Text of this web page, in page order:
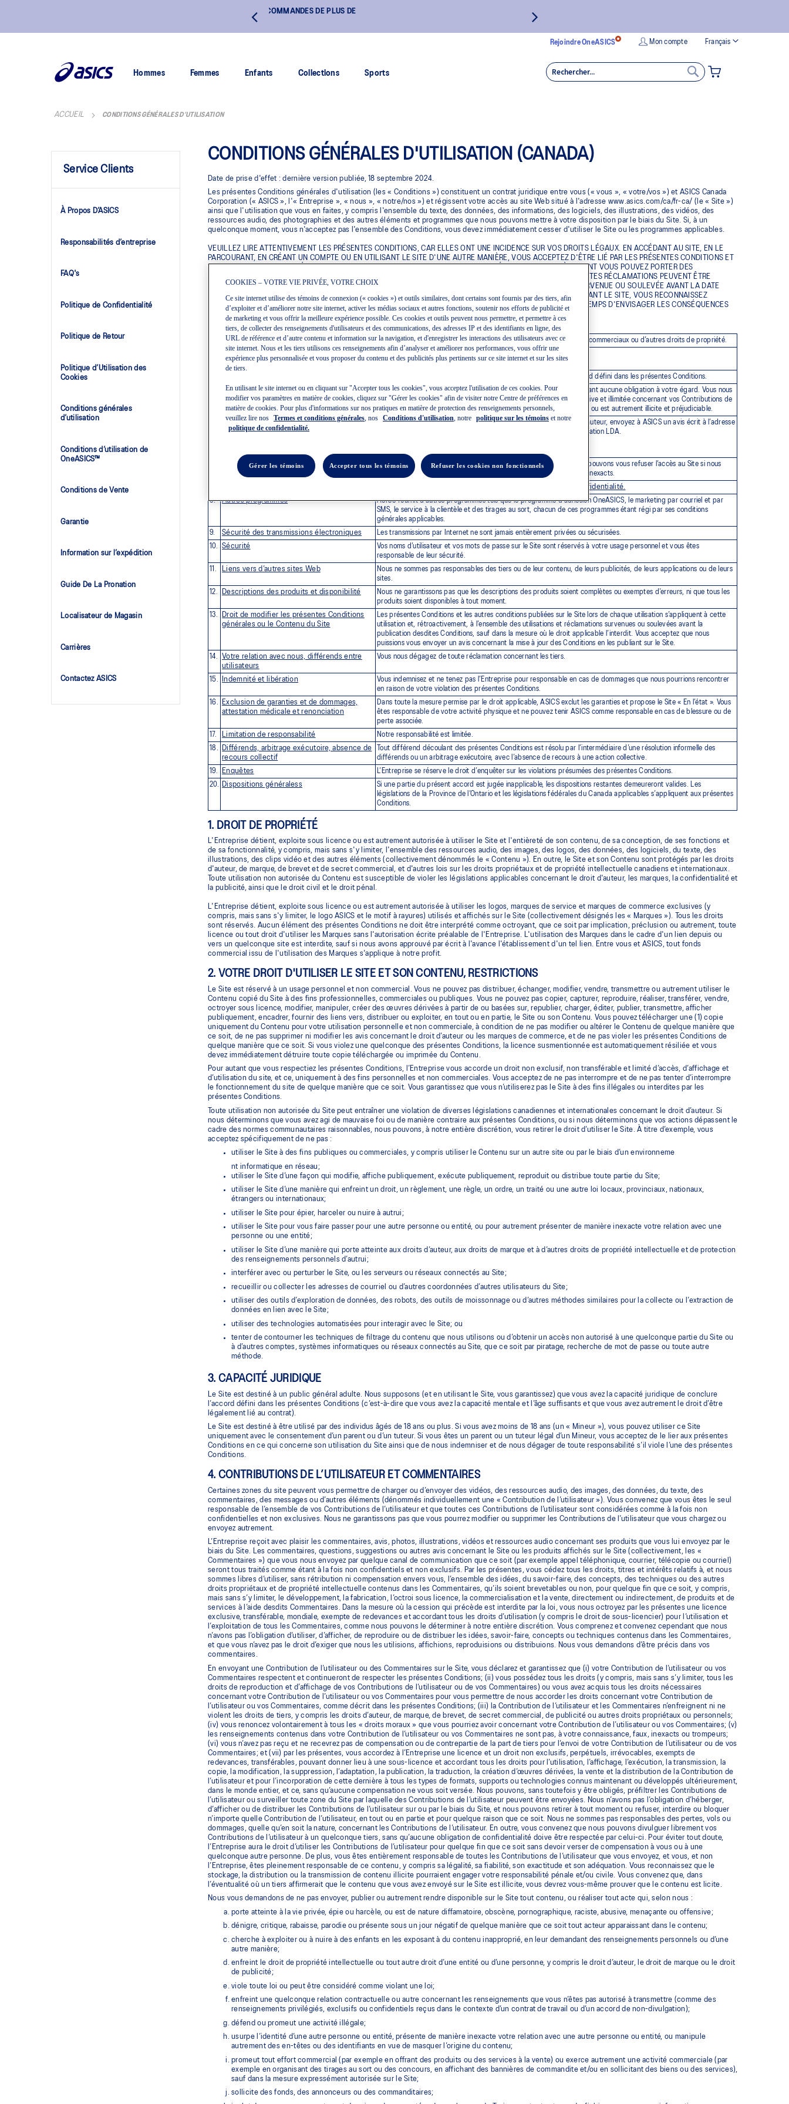
LIVRAISON GRATUITE SUR TOUTES LES COMMANDES DE PLUS DE
Langue
Français
Mon compte
Rejoindre OneASICS
Hommes Femmes Enfants Collections Sports MON PANIER
ACCUEIL CONDITIONS GÉNÉRALES D’UTILISATION
CONDITIONS GÉNÉRALES D'UTILISATION (CANADA)
Date de prise d'effet : dernière version publiée, 18 septembre 2024.
Les présentes Conditions générales d'utilisation (les « Conditions ») constituent un contrat juridique entre vous (« vous », « votre/vos ») et ASICS Canada
Corporation (« ASICS », l'« Entreprise », « nous », « notre/nos ») et régissent votre accès au site Web situé à l'adresse www.asics.com/ca/fr-ca/ (le « Site »)
ainsi que l'utilisation que vous en faites, y compris l'ensemble du texte, des données, des informations, des logiciels, des illustrations, des vidéos, des
ressources audio, des photographies et des autres éléments et programmes que nous pouvons mettre à votre disposition par le biais du Site. Si, à un
quelconque moment, vous n'acceptez pas l'ensemble des Conditions, vous devez immédiatement cesser d'utiliser le Site ou les programmes applicables.
VEUILLEZ LIRE ATTENTIVEMENT LES PRÉSENTES CONDITIONS, CAR ELLES ONT UNE INCIDENCE SUR VOS DROITS LÉGAUX. EN ACCÉDANT AU SITE, EN LE
PARCOURANT, EN CRÉANT UN COMPTE OU EN UTILISANT LE SITE D'UNE AUTRE MANIÈRE, VOUS ACCEPTEZ D'ÊTRE LIÉ PAR LES PRÉSENTES CONDITIONS ET
DE LES RESPECTER. LES PRÉSENTES CONDITIONS CONTIENNENT DES DISPOSITIONS RÉGISSANT LA MANIÈRE DONT VOUS POUVEZ PORTER DES
RÉCLAMATIONS EN LIEN AVEC L'ENTREPRISE. LES PRÉSENTES CONDITIONS DÉCRIVENT LA MANIÈRE DONT LESDITES RÉCLAMATIONS PEUVENT ÊTRE
RÉSOLUES, Y COMPRIS, SAUF DANS LA MESURE OÙ LE DROIT APPLICABLE L'INTERDIT, TOUTE RÉCLAMATION SURVENUE OU SOULEVÉE AVANT LA DATE
D'ENTRÉE EN VIGUEUR DES PRÉSENTES CONDITIONS. EN ACCEPTANT LES PRÉSENTES CONDITIONS ET EN UTILISANT LE SITE, VOUS RECONNAISSEZ
EXPRESSÉMENT AVOIR LU ET COMPRIS L'ENSEMBLE DES PRÉSENTES CONDITIONS DE VENTE ET AVOIR PRIS LE TEMPS D'ENVISAGER LES CONSÉQUENCES
ET RÉPERCUTIONS CONTENUES DANS LES PRÉSENTES.
Contenu et sommaire
Droit de propriété Le Site est protégé par des droits d’auteur, des brevets, des secrets commerciaux ou d’autres droits de propriété.
Votre droit d’utiliser le Site et son Contenu,
restrictions
Vous pouvez utiliser le Site uniquement à des fins légitimes.
Vous déclarez que vous avez la capacité juridique de conclure l’accord défini dans les présentes Conditions.
Contributions de l’utilisateur et
Commentaires
Nous considérerons tout ce que vous nous fournirez comme n’impliquant aucune obligation à votre égard. Vous nous
octroyez une licence exempte de redevances, perpétuelle, non exclusive et illimitée concernant vos Contributions de
l’utilisateur. Vous ne pouvez pas publier de contenu qui diffame autrui ou est autrement illicite et préjudiciable.
Avis en vertu de la Loi sur le droit d’auteur
(Canada) et de la Loi sur la modernisation du
Si vous estimez qu’un quelconque contenu sur le Site viole un droit d’auteur, envoyez à ASICS un avis écrit à l’adresse
IP.CA@asics.com à la suite des procédures de résolution de la réclamation LDA.
Exactitude des renseignements
Les renseignements que vous fournissez doivent être corrects. Nous pouvons vous refuser l’accès au Site si nous
découvrons que les renseignements que vous nous avez fournis sont inexacts.
Politique de confidentialité.
8. Autres programmes
ASICS fournit d’autres programmes tels que le programme d’adhésion OneASICS, le marketing par courriel et par
SMS, le service à la clientèle et des tirages au sort, chacun de ces programmes étant régi par ses conditions
générales applicables.
9. Sécurité des transmissions électroniques Les transmissions par Internet ne sont jamais entièrement privées ou sécurisées.
10. Sécurité
Vos noms d’utilisateur et vos mots de passe sur le Site sont réservés à votre usage personnel et vous êtes
responsable de leur sécurité.
11. Liens vers d’autres sites Web
Nous ne sommes pas responsables des tiers ou de leur contenu, de leurs publicités, de leurs applications ou de leurs
sites.
12. Descriptions des produits et disponibilité
Nous ne garantissons pas que les descriptions des produits soient complètes ou exemptes d’erreurs, ni que tous les
produits soient disponibles à tout moment.
13.
Droit de modifier les présentes Conditions
générales ou le Contenu du Site
Les présentes Conditions et les autres conditions publiées sur le Site lors de chaque utilisation s’appliquent à cette
utilisation et, rétroactivement, à l’ensemble des utilisations et réclamations survenues ou soulevées avant la
publication desdites Conditions, sauf dans la mesure où le droit applicable l’interdit. Vous acceptez que nous
puissions vous envoyer un avis concernant la mise à jour des Conditions en les publiant sur le Site.
14.
Votre relation avec nous, différends entre
utilisateurs
Vous nous dégagez de toute réclamation concernant les tiers.
15. Indemnité et libération
Vous indemnisez et ne tenez pas l’Entreprise pour responsable en cas de dommages que nous pourrions rencontrer
en raison de votre violation des présentes Conditions.
16.
Exclusion de garanties et de dommages,
attestation médicale et renonciation
Dans toute la mesure permise par le droit applicable, ASICS exclut les garanties et propose le Site « En l’état ». Vous
êtes responsable de votre activité physique et ne pouvez tenir ASICS comme responsable en cas de blessure ou de
perte associée.
17. Limitation de responsabilité Notre responsabilité est limitée.
18.
Différends, arbitrage exécutoire, absence de
recours collectif
Tout différend découlant des présentes Conditions est résolu par l’intermédiaire d’une résolution informelle des
différends ou un arbitrage exécutoire, avec l’absence de recours à une action collective.
19. Enquêtes L’Entreprise se réserve le droit d’enquêter sur les violations présumées des présentes Conditions.
20. Dispositions généraless
Si une partie du présent accord est jugée inapplicable, les dispositions restantes demeureront valides. Les
législations de la Province de l’Ontario et les législations fédérales du Canada applicables s’appliquent aux présentes
Conditions.
1. DROIT DE PROPRIÉTÉ
L'Entreprise détient, exploite sous licence ou est autrement autorisée à utiliser le Site et l'entièreté de son contenu, de sa conception, de ses fonctions et
de sa fonctionnalité, y compris, mais sans s'y limiter, l'ensemble des ressources audio, des images, des logos, des données, des logiciels, du texte, des
illustrations, des clips vidéo et des autres éléments (collectivement dénommés le « Contenu »). En outre, le Site et son Contenu sont protégés par les droits
d'auteur, de marque, de brevet et de secret commercial, et d'autres lois sur les droits propriétaux et de propriété intellectuelle canadiens et internationaux.
Toute utilisation non autorisée du Contenu est susceptible de violer les législations applicables concernant le droit d'auteur, les marques, la confidentialité et
la publicité, ainsi que le droit civil et le droit pénal.
L'Entreprise détient, exploite sous licence ou est autrement autorisée à utiliser les logos, marques de service et marques de commerce exclusives (y
compris, mais sans s'y limiter, le logo ASICS et le motif à rayures) utilisés et affichés sur le Site (collectivement désignés les « Marques »). Tous les droits
sont réservés. Aucun élément des présentes Conditions ne doit être interprété comme octroyant, que ce soit par implication, préclusion ou autrement, toute
licence ou tout droit d'utiliser les Marques sans l'autorisation écrite préalable de l'Entreprise. L'utilisation des Marques dans le cadre d'un lien depuis ou
vers un quelconque site est interdite, sauf si nous avons approuvé par écrit à l'avance l'établissement d'un tel lien. Entre vous et ASICS, tout fonds
commercial issu de l'utilisation des Marques s'applique à notre profit.
2. VOTRE DROIT D'UTILISER LE SITE ET SON CONTENU, RESTRICTIONS
Le Site est réservé à un usage personnel et non commercial. Vous ne pouvez pas distribuer, échanger, modifier, vendre, transmettre ou autrement utiliser le
Contenu copié du Site à des fins professionnelles, commerciales ou publiques. Vous ne pouvez pas copier, capturer, reproduire, réaliser, transférer, vendre,
octroyer sous licence, modifier, manipuler, créer des œuvres dérivées à partir de ou basées sur, republier, charger, éditer, publier, transmettre, afficher
publiquement, encadrer, fournir des liens vers, distribuer ou exploiter, en tout ou en partie, le Site ou son Contenu. Vous pouvez télécharger une (1) copie
uniquement du Contenu pour votre utilisation personnelle et non commerciale, à condition de ne pas modifier ou altérer le Contenu de quelque manière que
ce soit, de ne pas supprimer ni modifier les avis concernant le droit d’auteur ou les marques de commerce, et de ne pas violer les présentes Conditions de
quelque manière que ce soit. Si vous violez une quelconque des présentes Conditions, la licence susmentionnée est automatiquement résiliée et vous
devez immédiatement détruire toute copie téléchargée ou imprimée du Contenu.
Pour autant que vous respectiez les présentes Conditions, l’Entreprise vous accorde un droit non exclusif, non transférable et limité d’accès, d’affichage et
d’utilisation du site, et ce, uniquement à des fins personnelles et non commerciales. Vous acceptez de ne pas interrompre et de ne pas tenter d’interrompre
le fonctionnement du site de quelque manière que ce soit. Vous garantissez que vous n’utiliserez pas le Site à des fins illégales ou interdites par les
présentes Conditions.
Toute utilisation non autorisée du Site peut entraîner une violation de diverses législations canadiennes et internationales concernant le droit d’auteur. Si
nous déterminons que vous avez agi de mauvaise foi ou de manière contraire aux présentes Conditions, ou si nous déterminons que vos actions dépassent le
cadre des normes communautaires raisonnables, nous pouvons, à notre entière discrétion, vous retirer le droit d’utiliser le Site. À titre d’exemple, vous
acceptez spécifiquement de ne pas :
utiliser le Site à des fins publiques ou commerciales, y compris utiliser le Contenu sur un autre site ou par le biais d’un environneme
nt informatique en réseau;
utiliser le Site d’une façon qui modifie, affiche publiquement, exécute publiquement, reproduit ou distribue toute partie du Site;
utiliser le Site d’une manière qui enfreint un droit, un règlement, une règle, un ordre, un traité ou une autre loi locaux, provinciaux, nationaux,
étrangers ou internationaux;
utiliser le Site pour épier, harceler ou nuire à autrui;
utiliser le Site pour vous faire passer pour une autre personne ou entité, ou pour autrement présenter de manière inexacte votre relation avec une
personne ou une entité;
utiliser le Site d’une manière qui porte atteinte aux droits d’auteur, aux droits de marque et à d’autres droits de propriété intellectuelle et de protection
des renseignements personnels d’autrui;
interférer avec ou perturber le Site, ou les serveurs ou réseaux connectés au Site;
recueillir ou collecter les adresses de courriel ou d’autres coordonnées d’autres utilisateurs du Site;
utiliser des outils d’exploration de données, des robots, des outils de moissonnage ou d’autres méthodes similaires pour la collecte ou l’extraction de
données en lien avec le Site;
utiliser des technologies automatisées pour interagir avec le Site; ou
tenter de contourner les techniques de filtrage du contenu que nous utilisons ou d’obtenir un accès non autorisé à une quelconque partie du Site ou
à d’autres comptes, systèmes informatiques ou réseaux connectés au Site, que ce soit par piratage, recherche de mot de passe ou toute autre
méthode.
3. CAPACITÉ JURIDIQUE
Le Site est destiné à un public général adulte. Nous supposons (et en utilisant le Site, vous garantissez) que vous avez la capacité juridique de conclure
l’accord défini dans les présentes Conditions (c’est-à-dire que vous avez la capacité mentale et l’âge suffisants et que vous avez autrement le droit d’être
légalement lié au contrat).
Le Site est destiné à être utilisé par des individus âgés de 18 ans ou plus. Si vous avez moins de 18 ans (un « Mineur »), vous pouvez utiliser ce Site
uniquement avec le consentement d’un parent ou d’un tuteur. Si vous êtes un parent ou un tuteur légal d’un Mineur, vous acceptez de le lier aux présentes
Conditions en ce qui concerne son utilisation du Site ainsi que de nous indemniser et de nous dégager de toute responsabilité s’il viole l’une des présentes
Conditions.
4. CONTRIBUTIONS DE L’UTILISATEUR ET COMMENTAIRES
Certaines zones du site peuvent vous permettre de charger ou d’envoyer des vidéos, des ressources audio, des images, des données, du texte, des
commentaires, des messages ou d’autres éléments (dénommés individuellement une « Contribution de l’utilisateur »). Vous convenez que vous êtes le seul
responsable de l’ensemble de vos Contributions de l’utilisateur et que toutes ces Contributions de l’utilisateur sont considérées comme à la fois non
confidentielles et non exclusives. Nous ne garantissons pas que vous pourrez modifier ou supprimer les Contributions de l’utilisateur que vous chargez ou
envoyez autrement.
L’Entreprise reçoit avec plaisir les commentaires, avis, photos, illustrations, vidéos et ressources audio concernant ses produits que vous lui envoyez par le
biais du Site. Les commentaires, questions, suggestions ou autres avis concernant le Site ou les produits affichés sur le Site (collectivement, les «
Commentaires ») que vous nous envoyez par quelque canal de communication que ce soit (par exemple appel téléphonique, courrier, télécopie ou courriel)
seront tous traités comme étant à la fois non confidentiels et non exclusifs. Par les présentes, vous cédez tous les droits, titres et intérêts relatifs à, et nous
sommes libres d’utiliser, sans rétribution ni compensation envers vous, l’ensemble des idées, du savoir-faire, des concepts, des techniques ou des autres
droits propriétaux et de propriété intellectuelle contenus dans les Commentaires, qu’ils soient brevetables ou non, pour quelque fin que ce soit, y compris,
mais sans s’y limiter, le développement, la fabrication, l’octroi sous licence, la commercialisation et la vente, directement ou indirectement, de produits et de
services à l’aide desdits Commentaires. Dans la mesure où la cession qui précède est interdite par la loi, vous nous octroyez par les présentes une licence
exclusive, transférable, mondiale, exempte de redevances et accordant tous les droits d’utilisation (y compris le droit de sous-licencier) pour l’utilisation et
l’exploitation de tous les Commentaires, comme nous pouvons le déterminer à notre entière discrétion. Vous comprenez et convenez cependant que nous
n’avons pas l’obligation d’utiliser, d’afficher, de reproduire ou de distribuer les idées, savoir-faire, concepts ou techniques contenus dans les Commentaires,
et que vous n’avez pas le droit d’exiger que nous les utilisions, affichions, reproduisions ou distribuions. Nous vous demandons d’être précis dans vos
commentaires.
En envoyant une Contribution de l’utilisateur ou des Commentaires sur le Site, vous déclarez et garantissez que (i) votre Contribution de l’utilisateur ou vos
Commentaires respectent et continueront de respecter les présentes Conditions; (ii) vous possédez tous les droits (y compris, mais sans s’y limiter, tous les
droits de reproduction et d’affichage de vos Contributions de l’utilisateur ou de vos Commentaires) ou vous avez acquis tous les droits nécessaires
concernant votre Contribution de l’utilisateur ou vos Commentaires pour vous permettre de nous accorder les droits concernant votre Contribution de
l’utilisateur ou vos Commentaires, comme décrit dans les présentes Conditions; (iii) la Contribution de l’utilisateur et les Commentaires n’enfreignent ni ne
violent les droits de tiers, y compris les droits d’auteur, de marque, de brevet, de secret commercial, de publicité ou autres droits propriétaux ou personnels;
(iv) vous renoncez volontairement à tous les « droits moraux » que vous pourriez avoir concernant votre Contribution de l’utilisateur ou vos Commentaires; (v)
les renseignements contenus dans votre Contribution de l’utilisateur ou vos Commentaires ne sont pas, à votre connaissance, faux, inexacts ou trompeurs;
(vi) vous n’avez pas reçu et ne recevrez pas de compensation ou de contrepartie de la part de tiers pour l’envoi de votre Contribution de l’utilisateur ou de vos
Commentaires; et (vii) par les présentes, vous accordez à l’Entreprise une licence et un droit non exclusifs, perpétuels, irrévocables, exempts de
redevances, transférables, pouvant donner lieu à une sous-licence et accordant tous les droits pour l’utilisation, l’affichage, l’exécution, la transmission, la
copie, la modification, la suppression, l’adaptation, la publication, la traduction, la création d’œuvres dérivées, la vente et la distribution de la Contribution de
l’utilisateur et pour l’incorporation de cette dernière à tous les types de formats, supports ou technologies connus maintenant ou développés ultérieurement,
dans le monde entier, et ce, sans qu’aucune compensation ne vous soit versée. Nous pouvons, sans toutefois y être obligés, préfiltrer les Contributions de
l’utilisateur ou surveiller toute zone du Site par laquelle des Contributions de l’utilisateur peuvent être envoyées. Nous n’avons pas l’obligation d’héberger,
d’afficher ou de distribuer les Contributions de l’utilisateur sur ou par le biais du Site, et nous pouvons retirer à tout moment ou refuser, interdire ou bloquer
n’importe quelle Contribution de l’utilisateur, en tout ou en partie et pour quelque raison que ce soit. Nous ne sommes pas responsables des pertes, vols ou
dommages, quelle qu’en soit la nature, concernant les Contributions de l’utilisateur. En outre, vous convenez que nous pouvons divulguer librement vos
Contributions de l’utilisateur à un quelconque tiers, sans qu’aucune obligation de confidentialité doive être respectée par celui-ci. Pour éviter tout doute,
l’Entreprise aura le droit d’utiliser les Contributions de l’utilisateur pour quelque fin que ce soit sans devoir verser de compensation à vous ou à une
quelconque autre personne. De plus, vous êtes entièrement responsable de toutes les Contributions de l’utilisateur que vous envoyez, et vous, et non
l’Entreprise, êtes pleinement responsable de ce contenu, y compris sa légalité, sa fiabilité, son exactitude et son adéquation. Vous reconnaissez que le
stockage, la distribution ou la transmission de contenu illicite pourraient engager votre responsabilité pénale et/ou civile. Vous convenez que, dans
l’éventualité où un tiers affirmerait que le contenu que vous avez envoyé sur le Site est illicite, vous devrez vous-même prouver que le contenu est licite.
Nous vous demandons de ne pas envoyer, publier ou autrement rendre disponible sur le Site tout contenu, ou réaliser tout acte qui, selon nous :
porte atteinte à la vie privée, épie ou harcèle, ou est de nature diffamatoire, obscène, pornographique, raciste, abusive, menaçante ou offensive;
dénigre, critique, rabaisse, parodie ou présente sous un jour négatif de quelque manière que ce soit tout acteur apparaissant dans le contenu;
cherche à exploiter ou à nuire à des enfants en les exposant à du contenu inapproprié, en leur demandant des renseignements personnels ou d’une
autre manière;
enfreint le droit de propriété intellectuelle ou tout autre droit d’une entité ou d’une personne, y compris le droit d’auteur, le droit de marque ou le droit
de publicité;
viole toute loi ou peut être considéré comme violant une loi;
enfreint une quelconque relation contractuelle ou autre concernant les renseignements que vous n’êtes pas autorisé à transmettre (comme des
renseignements privilégiés, exclusifs ou confidentiels reçus dans le contexte d’un contrat de travail ou d’un accord de non-divulgation);
défend ou promeut une activité illégale;
usurpe l’identité d’une autre personne ou entité, présente de manière inexacte votre relation avec une autre personne ou entité, ou manipule
autrement des en-têtes ou des identifiants en vue de masquer l’origine du contenu;
promeut tout effort commercial (par exemple en offrant des produits ou des services à la vente) ou exerce autrement une activité commerciale (par
exemple en organisant des tirages au sort ou des concours, en affichant des bannières de commandite et/ou en sollicitant des biens ou des services),
sauf dans la mesure expressément autorisée sur le Site;
sollicite des fonds, des annonceurs ou des commanditaires;
Service Clients
À Propos D’ASICS
Responsabilités d’entreprise
FAQ's
Politique de Confidentialité
Politique de Retour
Politique d’Utilisation des
Cookies
Conditions générales
d’utilisation
Conditions d’utilisation de
OneASICS™
Conditions de Vente
Garantie
Information sur l’expédition
Guide De La Pronation
Localisateur de Magasin
Carrières
Contactez ASICS
COOKIES – VOTRE VIE PRIVÉE, VOTRE CHOIX
Ce site internet utilise des témoins de connexion (« cookies ») et outils similaires, dont certains sont fournis par des tiers, afin
d’exploiter et d’améliorer notre site internet, activer les médias sociaux et autres fonctions, soutenir nos efforts de publicité et
de marketing et vous offrir la meilleure expérience possible. Ces cookies et outils peuvent nous permettre, et permettre à ces
tiers, de collecter des renseignements d'utilisateurs et des communications, des adresses IP et des identifiants en ligne, des
URL de référence et d’autre contenu et information sur la navigation, et d'enregistrer les interactions des utilisateurs avec ce
site internet. Nous et les tiers utilisons ces renseignements afin d’analyser et améliorer nos performances, vous offrir une
expérience plus personnalisée et vous proposer du contenu et des publicités plus pertinents sur ce site internet et sur les sites
de tiers.
En utilisant le site internet ou en cliquant sur "Accepter tous les cookies", vous acceptez l'utilisation de ces cookies. Pour
modifier vos paramètres en matière de cookies, cliquez sur "Gérer les cookies" afin de visiter notre Centre de préférences en
matière de cookies. Pour plus d'informations sur nos pratiques en matière de protection des renseignements personnels,
veuillez lire nos
Termes et conditions générales , nos Conditions d'utilisation , notre politique sur les témoins et notre
politique de confidentialité.
Refuser les cookies non fonctionnels
Accepter tous les témoins
Gérer les témoins